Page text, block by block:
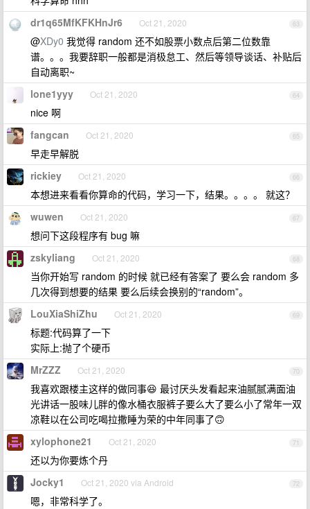
63
dr1q65MfKFKHnJr6 Oct 21, 2020
@XDy0 我觉得 random 还不如股票小数点后第二位数靠
谱。。。我要辞职一般都是消极怠工、然后等领导谈话、补贴后
自动离职~
64
lone1yyy Oct 21, 2020
nice 啊
65
fangcan Oct 21, 2020
早走早解脱
66
rickiey Oct 21, 2020
本想进来看看你算命的代码，学习一下，结果。。。。 就这？
67
wuwen Oct 21, 2020
想问下这段程序有 bug 嘛
68
zskyliang Oct 21, 2020
当你开始写 random 的时候 就已经有答案了 要么会 random 多
几次得到想要的结果 要么后续会换别的“random”。
69
LouXiaShiZhu Oct 21, 2020
标题:代码算了一下
实际上:抛了个硬币
70
MrZZZ Oct 21, 2020
我喜欢跟楼主这样的做同事😆 最讨厌头发看起来油腻腻满面油
光讲话一股味儿胖的像水桶衣服裤子要么大了要么小了常年一双
凉鞋以在公司吃喝拉撒睡为荣的中年同事了🙃
71
xylophone21 Oct 21, 2020
还以为你要炼个丹
72
Jocky1 Oct 21, 2020 via Android
嗯，非常科学了。